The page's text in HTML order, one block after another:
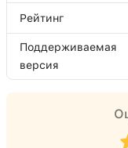
Рейтинг
Поддерживаемая
версия